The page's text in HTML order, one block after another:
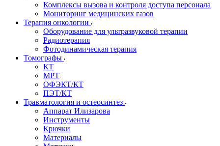
Комплексы вызова и контроля доступа персонала
Мониторинг медицинских газов
Терапия онкологии
Оборудование для ультразвуковой терапии
Радиотерапия
Фотодинамическая терапия
Томографы
КТ
МРТ
ОФЭКТ/КТ
ПЭТ/КТ
Травматология и остеосинтез
Аппарат Илизарова
Инструменты
Крючки
Материалы